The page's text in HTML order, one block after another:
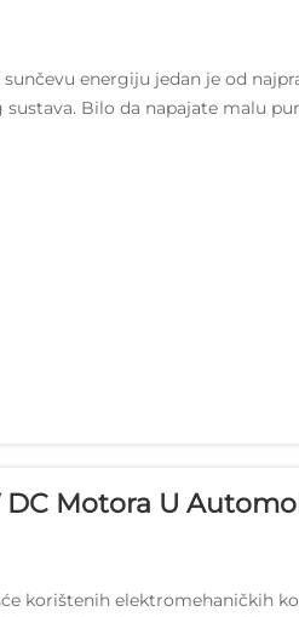
energiju jedan je od
Bilo da napajate malu
DC motor...
DC Motora U
korištenih elektromehaničkih